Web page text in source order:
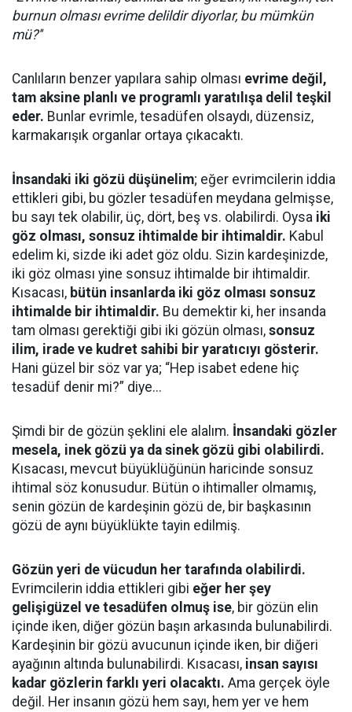
burnun olması evrime delildir diyorlar, bu mümkün
mü?''
Canlıların benzer yapılara sahip olması evrime değil,
tam aksine planlı ve programlı yaratılışa delil teşkil
eder. Bunlar evrimle, tesadüfen olsaydı, düzensiz,
karmakarışık organlar ortaya çıkacaktı.
İnsandaki iki gözü düşünelim; eğer evrimcilerin iddia
ettikleri gibi, bu gözler tesadüfen meydana gelmişse,
bu sayı tek olabilir, üç, dört, beş vs. olabilirdi. Oysa iki
göz olması, sonsuz ihtimalde bir ihtimaldir. Kabul
edelim ki, sizde iki adet göz oldu. Sizin kardeşinizde,
iki göz olması yine sonsuz ihtimalde bir ihtimaldir.
Kısacası, bütün insanlarda iki göz olması sonsuz
ihtimalde bir ihtimaldir. Bu demektir ki, her insanda
tam olması gerektiği gibi iki gözün olması, sonsuz
ilim, irade ve kudret sahibi bir yaratıcıyı gösterir.
Hani güzel bir söz var ya; “Hep isabet edene hiç
tesadüf denir mi?” diye...
Şimdi bir de gözün şeklini ele alalım. İnsandaki gözler
mesela, inek gözü ya da sinek gözü gibi olabilirdi.
Kısacası, mevcut büyüklüğünün haricinde sonsuz
ihtimal söz konusudur. Bütün o ihtimaller olmamış,
senin gözün de kardeşinin gözü de, bir başkasının
gözü de aynı büyüklükte tayin edilmiş.
Gözün yeri de vücudun her tarafında olabilirdi.
Evrimcilerin iddia ettikleri gibi eğer her şey
gelişigüzel ve tesadüfen olmuş ise, bir gözün elin
içinde iken, diğer gözün başın arkasında bulunabilirdi.
Kardeşinin bir gözü avucunun içinde iken, bir diğeri
ayağının altında bulunabilirdi. Kısacası, insan sayısı
kadar gözlerin farklı yeri olacaktı. Ama gerçek öyle
değil. Her insanın gözü hem sayı, hem yer ve hem